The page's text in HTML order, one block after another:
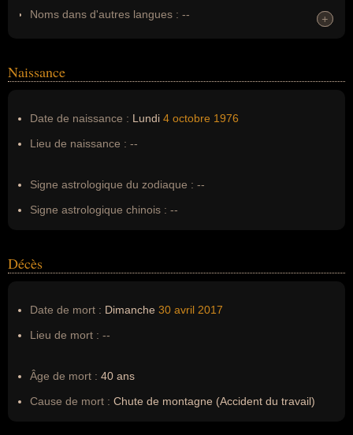
Noms dans d'autres langues : --
Nom de famille :Steck
+
+
Naissance
Date de naissance : Lundi 4 octobre 1976
Lieu de naissance : --
Signe astrologique du zodiaque : --
Signe astrologique chinois : --
Décès
Date de mort : Dimanche 30 avril 2017
Lieu de mort : --
Âge de mort : 40 ans
Cause de mort : Chute de montagne (Accident du travail)